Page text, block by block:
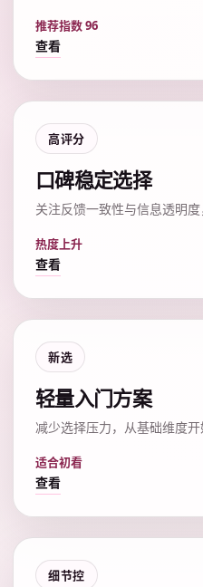
推荐指数 96
查看
高评分
口碑稳定选择
关注反馈一致性与信息透明度
热度上升
查看
新选
轻量入门方案
减少选择压力，从基础维度开
适合初看
查看
细节控